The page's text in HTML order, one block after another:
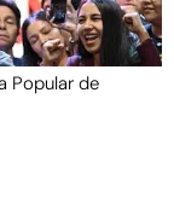
Popular de